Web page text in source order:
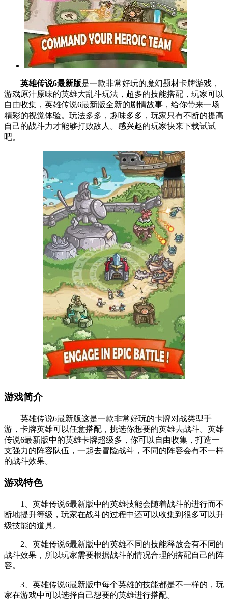
英雄传说6最新版是一款非常好玩的魔幻题材卡牌游戏，
游戏原汁原味的英雄大乱斗玩法，超多的技能搭配，玩家可以
自由收集，英雄传说6最新版全新的剧情故事，给你带来一场
精彩的视觉体验。玩法多多，趣味多多，玩家只有不断的提高
自己的战斗力才能够打败敌人。感兴趣的玩家快来下载试试
吧。
游戏简介
英雄传说6最新版这是一款非常好玩的卡牌对战类型手
游，卡牌英雄可以任意搭配，挑选你想要的英雄去战斗。英雄
传说6最新版中的英雄卡牌超级多，你可以自由收集，打造一
支强力的阵容队伍，一起去冒险战斗，不同的阵容会有不一样
的战斗效果。
游戏特色
1、英雄传说6最新版中的英雄技能会随着战斗的进行而不
断地提升等级，玩家在战斗的过程中还可以收集到很多可以升
级技能的道具。
2、英雄传说6最新版中的英雄不同的技能释放会有不同的
战斗效果，所以玩家需要根据战斗的情况合理的搭配自己的阵
容。
3、英雄传说6最新版中每个英雄的技能都是不一样的，玩
家在游戏中可以选择自己想要的英雄进行搭配。